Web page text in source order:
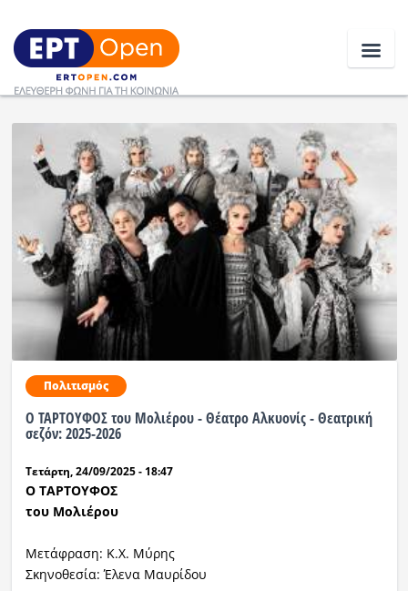
Ειδήσεις
Ελλάδα
Κοινωνία
Πολιτική
Οικονομία
Αθλητικά
Κόσμος
Ραδιόφωνο
Εκπομπές
Πολιτισμός
Πολιτισμός
Ο ΤΑΡΤΟΥΦΟΣ του Μολιέρου - Θέατρο Αλκυονίς - Θεατρική
σεζόν: 2025-2026
Τετάρτη, 24/09/2025 - 18:47
Ο ΤΑΡΤΟΥΦΟΣ
του Μολιέρου
Μετάφραση: Κ.Χ. Μύρης
Σκηνοθεσία: Έλενα Μαυρίδου